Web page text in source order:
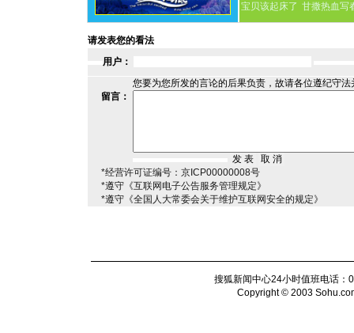
宝贝该起床了 甘撒热血写
请发表您的看法
用户：
您要为您所发的言论的后果负责，故请各位遵纪守
留言：
*经营许可证编号：京ICP00000008号
*遵守《互联网电子公告服务管理规定》
*遵守《全国人大常委会关于维护互联网安全的规定》
搜狐新闻中心24小时值班电话
Copyright © 2003